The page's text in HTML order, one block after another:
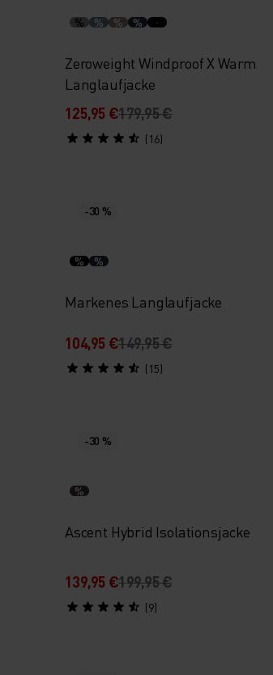
% % % %
Zeroweight Windproof X Warm
Langlaufjacke
125,95 €179,95 €
(16)
-30 %
% %
Markenes Langlaufjacke
104,95 €149,95 €
(15)
-30 %
%
Ascent Hybrid Isolationsjacke
139,95 €199,95 €
(9)